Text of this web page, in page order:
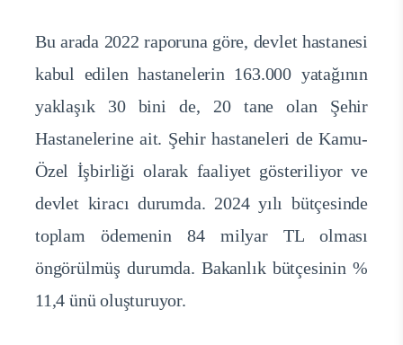
Bu arada 2022 raporuna göre, devlet hastanesi
kabul edilen hastanelerin 163.000 yatağının
yaklaşık 30 bini de, 20 tane olan Şehir
Hastanelerine ait. Şehir hastaneleri de Kamu-
Özel İşbirliği olarak faaliyet gösteriliyor ve
devlet kiracı durumda. 2024 yılı bütçesinde
toplam ödemenin 84 milyar TL olması
öngörülmüş durumda. Bakanlık bütçesinin %
11,4 ünü oluşturuyor.